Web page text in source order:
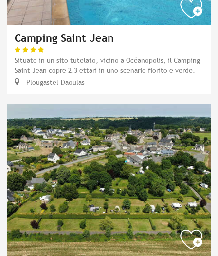
Camping Saint Jean
Situato in un sito tutelato, vicino a Océanopolis, il Camping
Saint Jean copre 2,3 ettari in uno scenario fiorito e verde.
Plougastel-Daoulas